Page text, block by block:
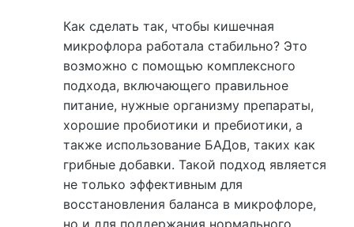
Как сделать так, чтобы кишечная
микрофлора работала стабильно? Это
возможно с помощью комплексного
подхода, включающего правильное
питание, нужные организму препараты,
хорошие пробиотики и пребиотики, а
также использование БАДов, таких как
грибные добавки. Такой подход является
не только эффективным для
восстановления баланса в микрофлоре,